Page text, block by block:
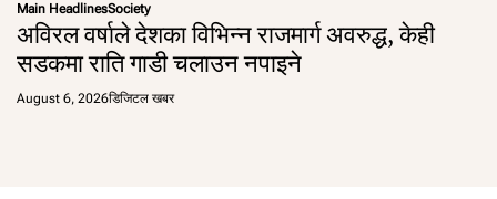
Main HeadlinesSociety
अविरल वर्षाले देशका विभिन्न राजमार्ग अवरुद्ध, केही
सडकमा राति गाडी चलाउन नपाइने
August 6, 2026डिजिटल खबर